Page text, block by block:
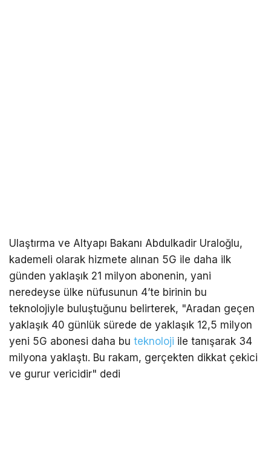
Ulaştırma ve Altyapı Bakanı Abdulkadir Uraloğlu,
kademeli olarak hizmete alınan 5G ile daha ilk
günden yaklaşık 21 milyon abonenin, yani
neredeyse ülke nüfusunun 4’te birinin bu
teknolojiyle buluştuğunu belirterek, "Aradan geçen
yaklaşık 40 günlük sürede de yaklaşık 12,5 milyon
yeni 5G abonesi daha bu teknoloji ile tanışarak 34
milyona yaklaştı. Bu rakam, gerçekten dikkat çekici
ve gurur vericidir" dedi